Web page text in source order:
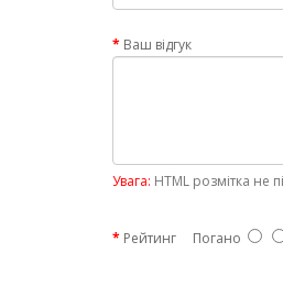
Ваш відгук
Увага: HTML розмітка не
Рейтинг Погано